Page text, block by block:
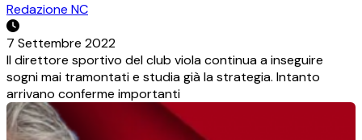
Redazione NC
7 Settembre 2022
Il direttore sportivo del club viola continua a inseguire
sogni mai tramontati e studia già la strategia. Intanto
arrivano conferme importanti